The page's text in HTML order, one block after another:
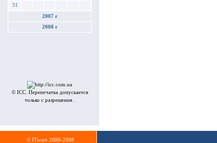
31
2007 г
2008 г
© ICC. Перепечатка допускается
только с разрешения .
© ITware 2000-2008